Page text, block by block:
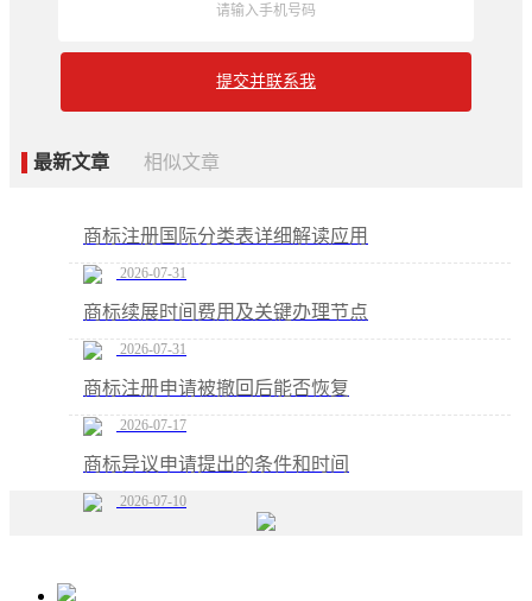
提交并联系我
最新文章 相似文章
商标注册国际分类表详细解读应用
2026-07-31
商标续展时间费用及关键办理节点
2026-07-31
商标注册申请被撤回后能否恢复
2026-07-17
商标异议申请提出的条件和时间
2026-07-10